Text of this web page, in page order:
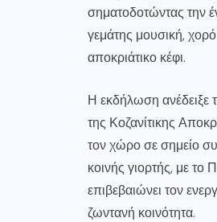
σηματοδοτώντας την
γεμάτης μουσική,
αποκριάτικο κέφι.
Η εκδήλωση ανέδειξε
της Κοζανίτικης
τον χώρο σε σημείο
κοινής γιορτής, με το
επιβεβαιώνει τον
ζωντανή κοινότητα.